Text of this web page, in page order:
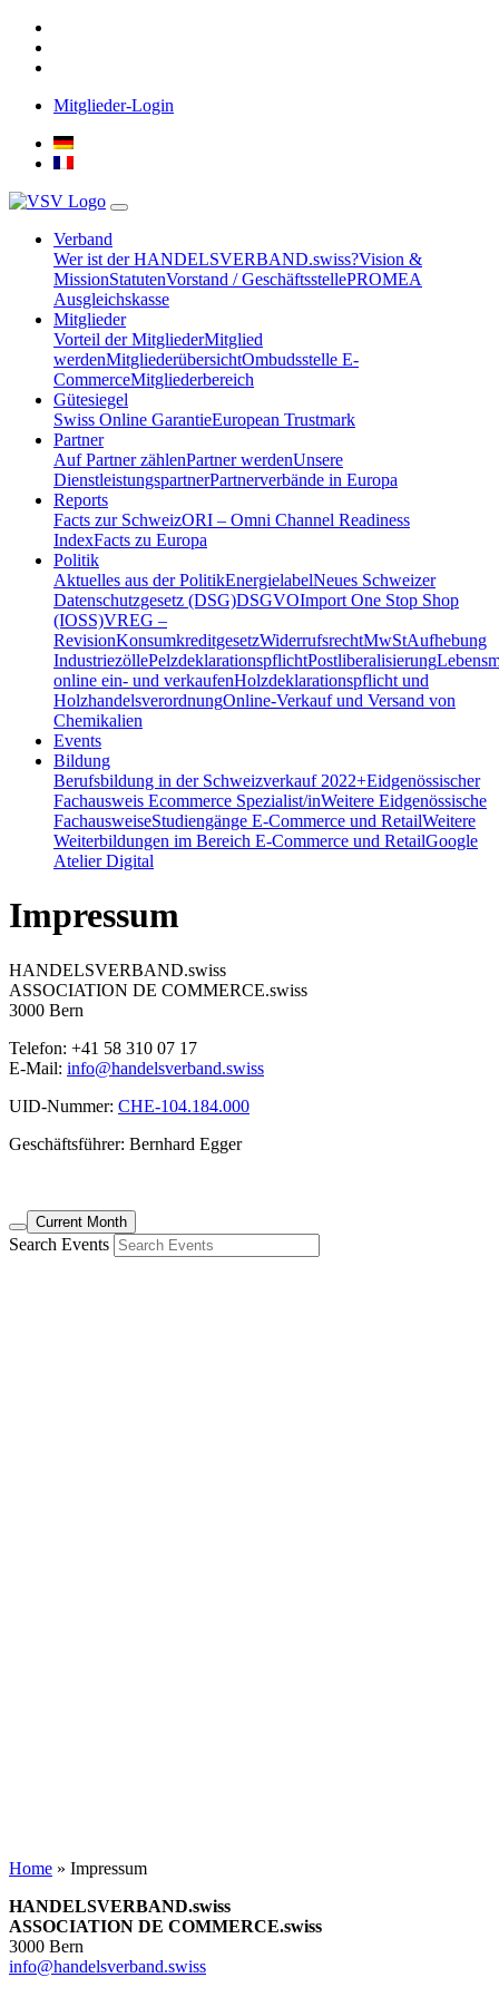
Mitglieder-Login
Verband
Wer ist der HANDELSVERBAND.swiss?Vision &
MissionStatutenVorstand / GeschäftsstellePROMEA
Ausgleichskasse
Mitglieder
Vorteil der MitgliederMitglied
werdenMitgliederübersichtOmbudsstelle E-
CommerceMitgliederbereich
Gütesiegel
Swiss Online GarantieEuropean Trustmark
Partner
Auf Partner zählenPartner werdenUnsere
DienstleistungspartnerPartnerverbände in Europa
Reports
Facts zur SchweizORI – Omni Channel Readiness
IndexFacts zu Europa
Politik
Aktuelles aus der PolitikEnergielabelNeues Schweizer
Datenschutzgesetz (DSG)DSGVOImport One Stop Shop
(IOSS)VREG –
RevisionKonsumkreditgesetzWiderrufsrechtMwStAufhebung
IndustriezöllePelzdeklarationspflichtPostliberalisierung
online ein- und verkaufenHolzdeklarationspflicht und
HolzhandelsverordnungOnline-Verkauf und Versand von
Chemikalien
Events
Bildung
Berufsbildung in der Schweizverkauf 2022+Eidgenössischer
Fachausweis Ecommerce Spezialist/inWeitere Eidgenössische
FachausweiseStudiengänge E-Commerce und RetailWeitere
Weiterbildungen im Bereich E-Commerce und RetailGoogle
Atelier Digital
Impressum
HANDELSVERBAND.swiss
ASSOCIATION DE COMMERCE.swiss
3000 Bern
Telefon: +41 58 310 07 17
E-Mail: info@handelsverband.swiss
UID-Nummer: CHE-104.184.000
Geschäftsführer: Bernhard Egger
Current Month
Search Events
Home » Impressum
HANDELSVERBAND.swiss
ASSOCIATION DE COMMERCE.swiss
3000 Bern
info@handelsverband.swiss